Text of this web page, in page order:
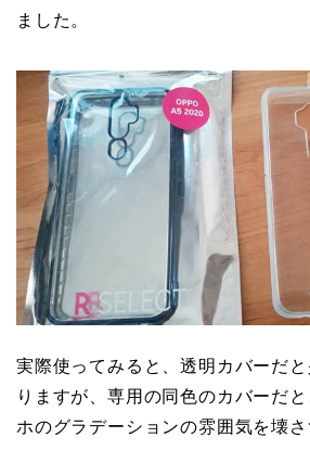
ました。
実際使ってみると、透明カバーだ
りますが、専用の同色のカバーだ
ホのグラデーションの雰囲気を壊さ